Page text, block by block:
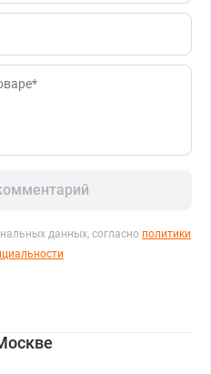
данных, согласно политики